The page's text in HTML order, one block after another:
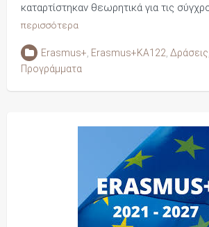
καταρτίστηκαν θεωρητικά για τις
περισσότερα
Erasmus+ Erasmus+KA122 Δράσεις
Προγράμματα